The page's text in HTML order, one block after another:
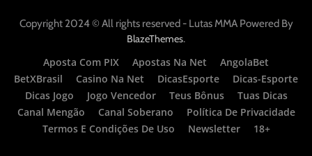
Copyright 2024 © All rights reserved - Lutas MMA Powered By
BlazeThemes.
Aposta Com PIX
Apostas Na Net
AngolaBet
BetXBrasil
Casino Na Net DicasEsporte
Dicas-Esporte
Dicas Jogo
Jogo Vencedor Teus Bônus
Tuas Dicas
Canal Mengão
Canal Soberano
Política De Privacidade
Termos E Condições De Uso
Newsletter 18+